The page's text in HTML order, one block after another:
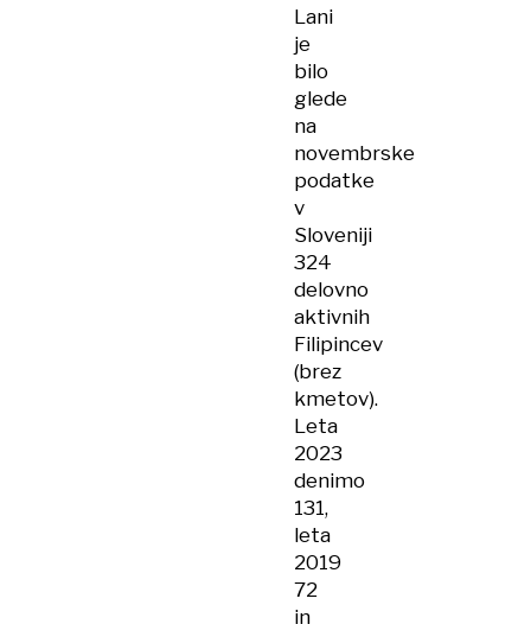
Lani
je
bilo
glede
na
novembrske
podatke
v
Sloveniji
324
delovno
aktivnih
Filipincev
(brez
kmetov).
Leta
2023
denimo
131,
leta
2019
72
in